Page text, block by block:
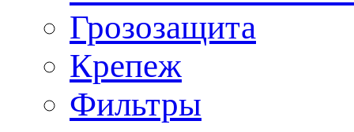
Грозозащита
Крепеж
Фильтры